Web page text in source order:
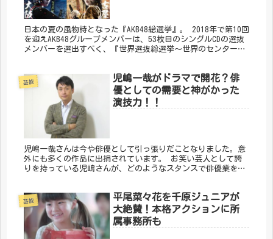
日本の夏の風物詩となった『AKB48総選挙』。 2018年で第10回
を迎えAKB48グループメンバーは、53枚目のシングルCDの選抜
メンバーを選出すべく、『世界選抜総選挙～世界のセンターは
芸能
児嶋一哉がドラマで開花？俳
優としての需要と神がかった
演技力！！
児嶋一哉さんは今や俳優として引っ張りだことなりました。意
外にも多くの作品に出捐されています。 お笑い芸人として誇
りを持っている児嶋さんが、どのようなスタンスで俳優業をこ
芸能
平尾菜々花を千原ジュニアが
大絶賛！本格アクションに所
属事務所も